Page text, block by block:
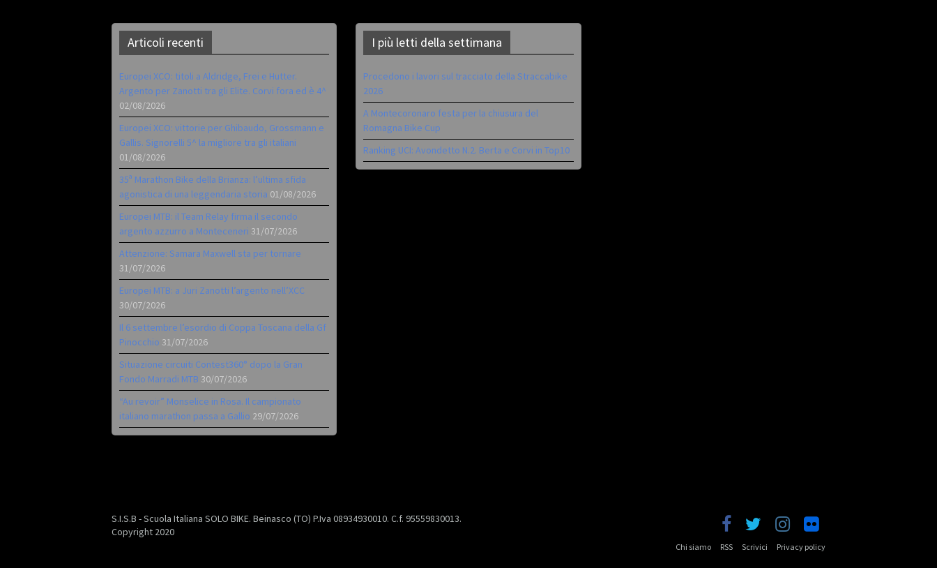
Articoli recenti
Europei XCO: titoli a Aldridge, Frei e Hutter.
Argento per Zanotti tra gli Elite. Corvi fora ed è 4^
02/08/2026
Europei XCO: vittorie per Ghibaudo, Grossmann e
Gallis. Signorelli 5^ la migliore tra gli italiani
01/08/2026
35ª Marathon Bike della Brianza: l’ultima sfida
agonistica di una leggendaria storia 01/08/2026
Europei MTB: il Team Relay firma il secondo
argento azzurro a Monteceneri 31/07/2026
Attenzione: Samara Maxwell sta per tornare
31/07/2026
Europei MTB: a Juri Zanotti l’argento nell’XCC
30/07/2026
Il 6 settembre l’esordio di Coppa Toscana della Gf
Pinocchio 31/07/2026
Situazione circuiti Contest360° dopo la Gran
Fondo Marradi MTB 30/07/2026
“Au revoir” Monselice in Rosa. Il campionato
italiano marathon passa a Gallio 29/07/2026
I più letti della settimana
Procedono i lavori sul tracciato della Straccabike
2026
A Montecoronaro festa per la chiusura del
Romagna Bike Cup
Ranking UCI: Avondetto N.2. Berta e Corvi in Top10
Chi siamo RSS Scrivici Privacy policy
S.I.S.B - Scuola Italiana SOLO BIKE. Beinasco (TO) P.Iva 08934930010. C.f. 95559830013.
Copyright 2020